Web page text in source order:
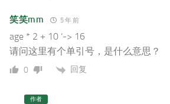
笑笑mm 5 年 前
age * 2 + 10 ‘-> 16
请问这里有个单引号，是什么意思？
0 回复
作者